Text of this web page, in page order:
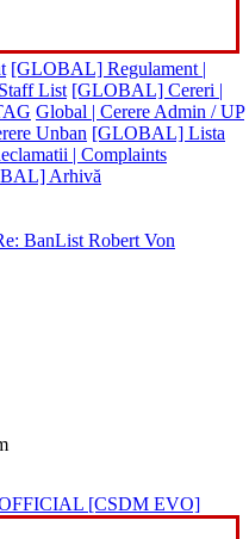
[GLOBAL] Regulament |
List [GLOBAL] Cereri |
Global | Cerere Admin / UP
Unban [GLOBAL] Lista
| Complaints
Arhivă
BanList Robert Von
[CSDM EVO]